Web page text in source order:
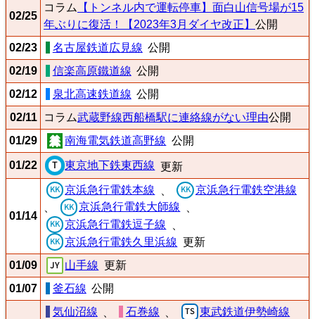
02/25
コラム
【トンネル内で運転停車】面白山信号場が15
年ぶりに復活！【2023年3月ダイヤ改正】 公開
02/23
名古屋鉄道広見線 公開
02/19
信楽高原鐵道線 公開
02/12
泉北高速鉄道線 公開
02/11
コラム武蔵野線西船橋駅に連絡線がない理由公開
01/29
南海電気鉄道高野線 公開
01/22 東京地下鉄東西線 更新
01/14
京浜急行電鉄本線
京浜急行電鉄空港線
京浜急行電鉄大師線
京浜急行電鉄逗子線
京浜急行電鉄久里浜線 更新
01/09
山手線 更新
01/07
釜石線 公開
気仙沼線 石巻線
東武鉄道伊勢崎線